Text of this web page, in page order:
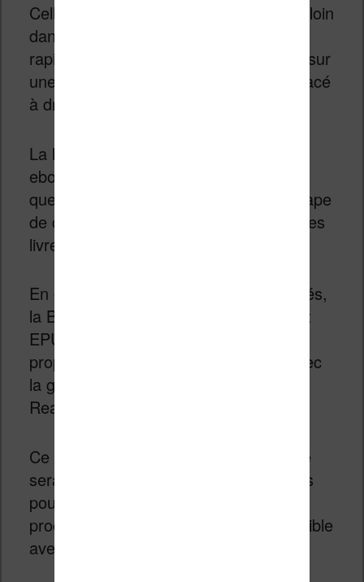
Celle nouvelles version va un peu plus loin
dans la simplicité avec des fonctions
rapidement accessibles avec le pouce sur
une simple pression du bouton rond placé
à droite de l’écran.
La liseuse propose un support des
ebooks au format EPUB ce qui signifie
que vous n’aurez pas à passer par l’étape
de conversion si vous possédez déjà des
livres numériques dans ce format.
En ce qui concerne les format supportés,
la Bookeen Diva gère en natif le format
EPUB (pas besoin de conversion) et
propose une nouveauté importante avec
la gestion du DRM LCP du consortium
Readium.
Ce n’est pas encore activé mais cela le
sera dans le courant de l’année et vous
pourrez alors prêter des livres à vos
proches qui auront une liseuse compatible
avec ce DRM.